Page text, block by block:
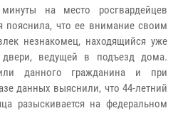
на место росгвардейцев
пояснила, что ее внимание своим
незнакомец, находящийся уже
ведущей в подъезд дома.
данного гражданина и при
данных выяснили, что 44-летний
разыскивается на федеральном